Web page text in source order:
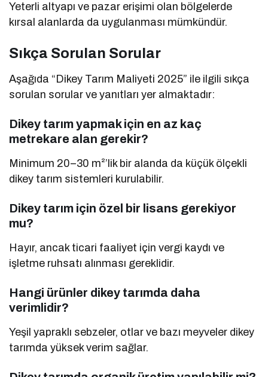
Yeterli altyapı ve pazar erişimi olan bölgelerde
kırsal alanlarda da uygulanması mümkündür.
Sıkça Sorulan Sorular
Aşağıda “Dikey Tarım Maliyeti 2025” ile ilgili sıkça
sorulan sorular ve yanıtları yer almaktadır:
Dikey tarım yapmak için en az kaç
metrekare alan gerekir?
Minimum 20–30 m²’lik bir alanda da küçük ölçekli
dikey tarım sistemleri kurulabilir.
Dikey tarım için özel bir lisans gerekiyor
mu?
Hayır, ancak ticari faaliyet için vergi kaydı ve
işletme ruhsatı alınması gereklidir.
Hangi ürünler dikey tarımda daha
verimlidir?
Yeşil yapraklı sebzeler, otlar ve bazı meyveler dikey
tarımda yüksek verim sağlar.